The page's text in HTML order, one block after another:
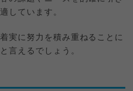
しています。
実に努力を積み重ねることに
言えるでしょう。